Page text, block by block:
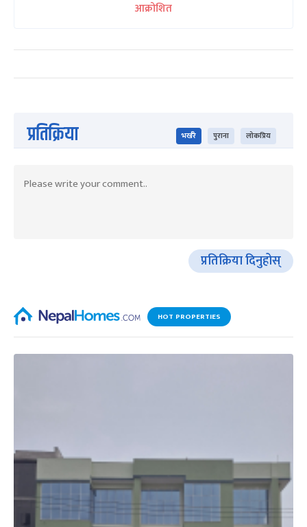
आक्रोशित
प्रतिक्रिया भर्खरै पुराना लोकप्रिय
प्रतिक्रिया दिनुहोस्
HOT PROPERTIES